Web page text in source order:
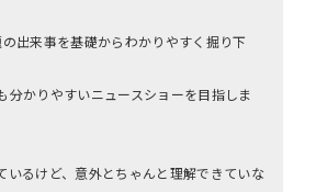
出来事を基礎からわかりやすく掘り下
分かりやすいニュースショーを目指しま
いるけど、意外とちゃんと理解できていな